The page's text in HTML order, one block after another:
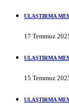
ULAŞTIRMA
17 Temmuz
ULAŞTIRMA
15 Temmuz
ULAŞTIRMA